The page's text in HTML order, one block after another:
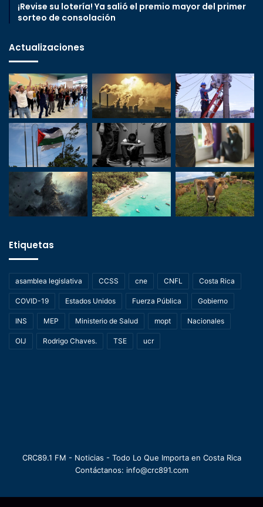
¡Revise su lotería! Ya salió el premio mayor del primer
sorteo de consolación
Actualizaciones
Etiquetas
asamblea legislativa CCSS cne CNFL Costa Rica
COVID-19 Estados Unidos Fuerza Pública Gobierno
INS MEP Ministerio de Salud mopt Nacionales
OIJ Rodrigo Chaves. TSE ucr
CRC89.1 FM - Noticias - Todo Lo Que Importa en Costa Rica
Contáctanos: info@crc891.com